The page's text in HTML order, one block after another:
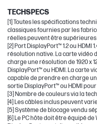
TECHSPECS
[1] Toutes les spécifications
classiques fournies par les
réelles peuvent être
[2] Port DisplayPort™ 1.2 ou
résolution native. La carte vidéo
charge une résolution de 1920 x
DisplayPort™ ou HDMI. La carte
capable de prendre en charge
sortie DisplayPort™ ou HDMI
[3] Nombre de couleurs via la
[4] Les câbles inclus peuvent
[5] Système de blocage vendu
[6] Le PC hôte doit être équipé